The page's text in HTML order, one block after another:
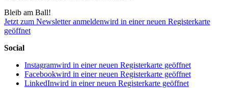
Bleib am Ball!
Jetzt zum Newsletter anmeldenwird in einer neuen Registerkarte
geöffnet
Social
Instagramwird in einer neuen Registerkarte geöffnet
Facebookwird in einer neuen Registerkarte geöffnet
LinkedInwird in einer neuen Registerkarte geöffnet